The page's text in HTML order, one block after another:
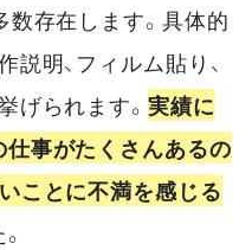
数存在します。具体的
説明、フィルム貼り、
げられます。実績に
事がたくさんあるの
ことに不満を感じる